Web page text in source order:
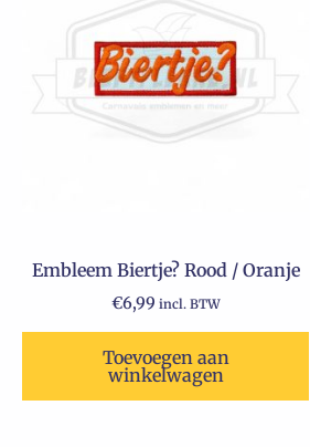
Embleem Biertje? Rood / Oranje
€6,99 incl. BTW
Toevoegen aan
winkelwagen